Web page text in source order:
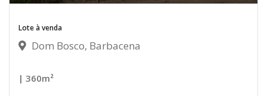
Lote à venda
Dom Bosco, Barbacena
| 360m²